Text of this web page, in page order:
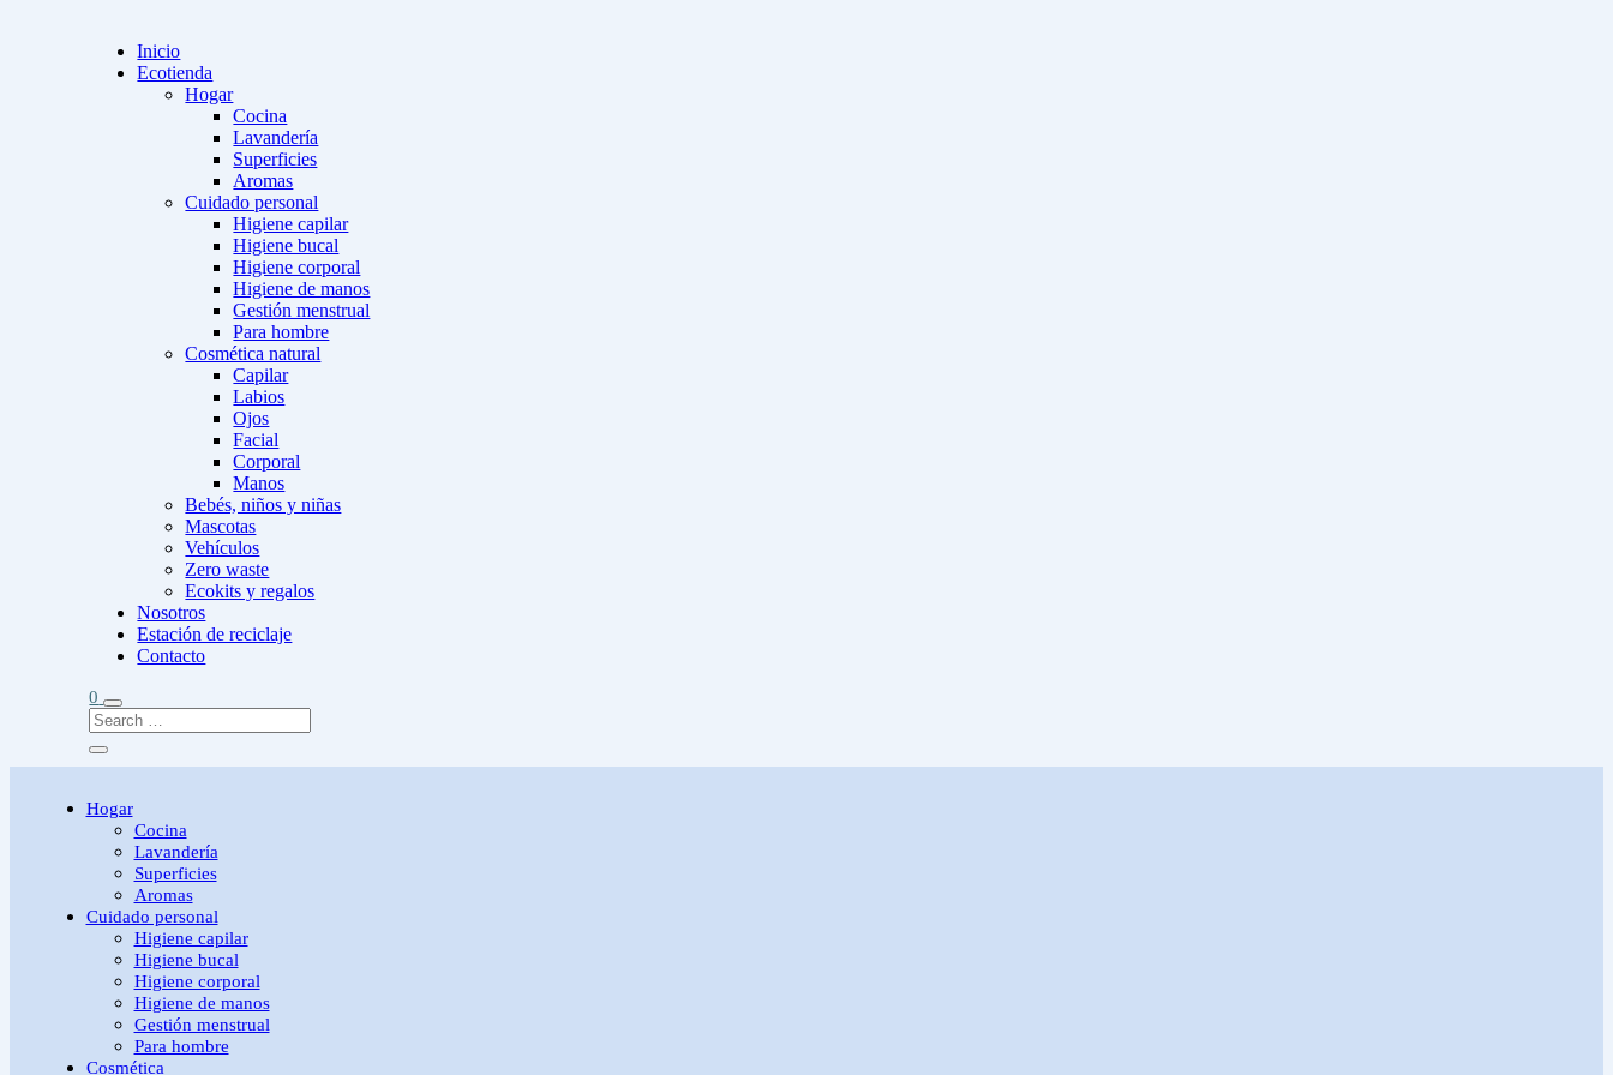
Inicio
Ecotienda
Hogar
Cocina
Lavandería
Superficies
Aromas
Cuidado personal
Higiene capilar
Higiene bucal
Higiene corporal
Higiene de manos
Gestión menstrual
Para hombre
Cosmética natural
Capilar
Labios
Ojos
Facial
Corporal
Manos
Bebés, niños y niñas
Mascotas
Vehículos
Zero waste
Ecokits y regalos
Nosotros
Estación de reciclaje
Contacto
0
Hogar
Cocina
Lavandería
Superficies
Aromas
Cuidado personal
Higiene capilar
Higiene bucal
Higiene corporal
Higiene de manos
Gestión menstrual
Para hombre
Cosmética